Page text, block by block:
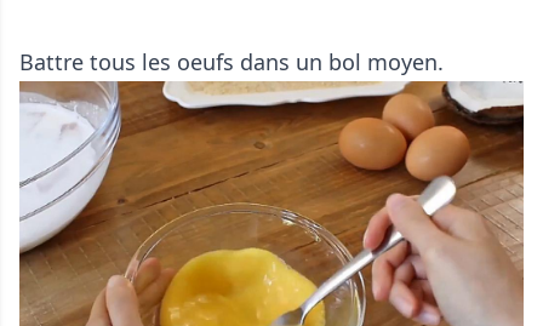
Battre tous les oeufs dans un bol moyen.